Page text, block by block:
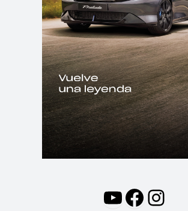
YouTube